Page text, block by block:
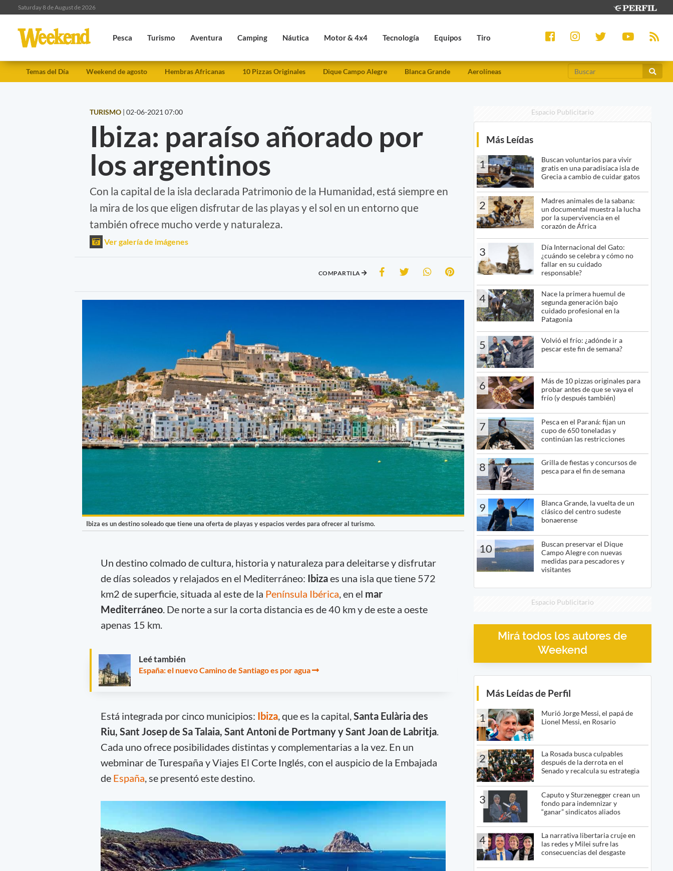
Saturday 8 de August de 2026
Pesca Turismo Aventura Camping Náutica Motor & 4x4 Tecnología Equipos Tiro
Temas del Día Weekend de agosto Hembras Africanas 10 Pizzas Originales Dique Campo Alegre Blanca Grande Aerolíneas
TURISMO | 02-06-2021 07:00
Ibiza: paraíso añorado por
los argentinos
Con la capital de la isla declarada Patrimonio de la Humanidad, está siempre en
la mira de los que eligen disfrutar de las playas y el sol en un entorno que
también ofrece mucho verde y naturaleza.
Ver galería de imágenes
COMPARTILA
Ibiza es un destino soleado que tiene una oferta de playas y espacios verdes para ofrecer al turismo.
Un destino colmado de cultura, historia y naturaleza para deleitarse y disfrutar
de días soleados y relajados en el Mediterráneo: Ibizaes una isla que tiene 572
km2 de superficie, situada al este de la Península Ibérica , en el mar
Mediterráneo. De norte a sur la corta distancia es de 40 km y de este a oeste
apenas 15 km.
Leé también
España: el nuevo Camino de Santiago es por agua
Está integrada por cinco municipios: Ibiza, que es la capital, Santa Eulària des
Riu, Sant Josep de Sa Talaia, Sant Antoni de Portmany y Sant Joan de Labritja.
Cada uno ofrece posibilidades distintas y complementarias a la vez. En un
webminar de Turespaña y Viajes El Corte Inglés, con el auspicio de la Embajada
de España , se presentó este destino.
Espacio Publicitario
Más Leídas
1
Buscan voluntarios para vivir
gratis en una paradisíaca isla de
Grecia a cambio de cuidar gatos
2
Madres animales de la sabana:
un documental muestra la lucha
por la supervivencia en el
corazón de África
3
Día Internacional del Gato:
¿cuándo se celebra y cómo no
fallar en su cuidado
responsable?
4
Nace la primera huemul de
segunda generación bajo
cuidado profesional en la
Patagonia
5
Volvió el frío: ¿adónde ir a
pescar este fin de semana?
6
Más de 10 pizzas originales para
probar antes de que se vaya el
frío (y después también)
7
Pesca en el Paraná: fijan un
cupo de 650 toneladas y
continúan las restricciones
8
Grilla de fiestas y concursos de
pesca para el fin de semana
9
Blanca Grande, la vuelta de un
clásico del centro sudeste
bonaerense
10
Buscan preservar el Dique
Campo Alegre con nuevas
medidas para pescadores y
visitantes
Espacio Publicitario
Mirá todos los autores de
Weekend
Más Leídas de Perfil
1
Murió Jorge Messi, el papá de
Lionel Messi, en Rosario
2
La Rosada busca culpables
después de la derrota en el
Senado y recalcula su estrategia
3
Caputo y Sturzenegger crean un
fondo para indemnizar y
“ganar” sindicatos aliados
4
La narrativa libertaria cruje en
las redes y Milei sufre las
consecuencias del desgaste